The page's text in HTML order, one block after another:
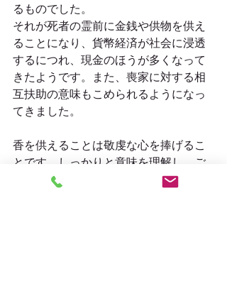
るものでした。
それが死者の霊前に金銭や供物を供え
ることになり、貨幣経済が社会に浸透
するにつれ、現金のほうが多くなって
きたようです。また、喪家に対する相
互扶助の意味もこめられるようになっ
てきました。
香を供えることは敬虔な心を捧げるこ
とです。しっかりと意味を理解し、ご
供養をいたしましょう。